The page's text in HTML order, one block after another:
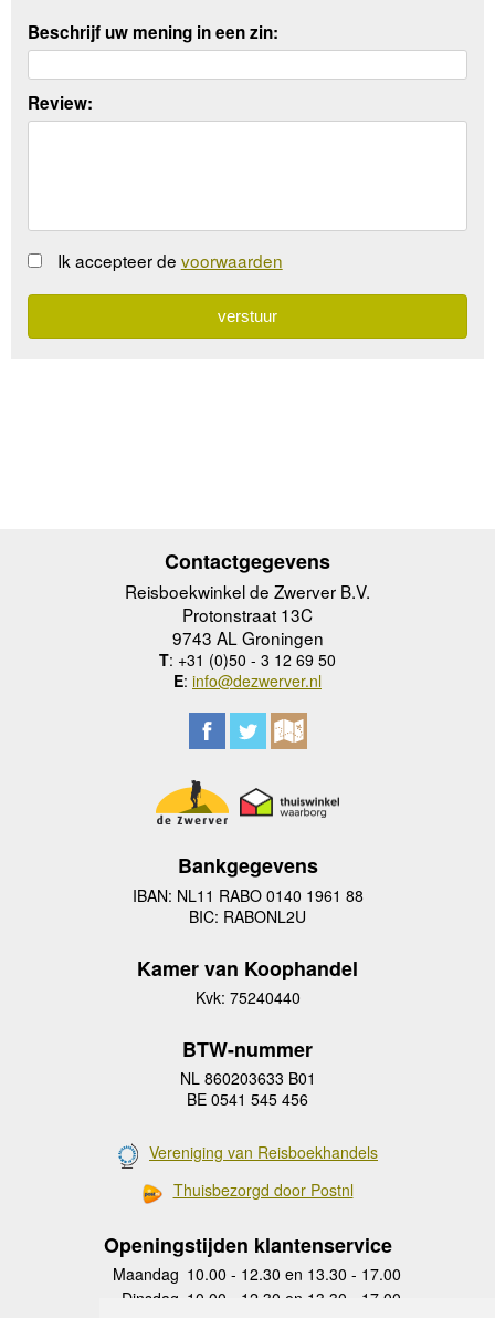
Beschrijf uw mening in een zin:
Review:
Ik accepteer de voorwaarden
Contactgegevens
Reisboekwinkel de Zwerver B.V.
Protonstraat 13C
9743 AL Groningen
T: +31 (0)50 - 3 12 69 50
E: info@dezwerver.nl
Bankgegevens
IBAN: NL11 RABO 0140 1961 88
BIC: RABONL2U
Kamer van Koophandel
Kvk: 75240440
BTW-nummer
NL 860203633 B01
BE 0541 545 456
Vereniging van Reisboekhandels
Thuisbezorgd door Postnl
Openingstijden klantenservice
Maandag 10.00 - 12.30 en 13.30 - 17.00
Dinsdag 10.00 - 12.30 en 13.30 - 17.00